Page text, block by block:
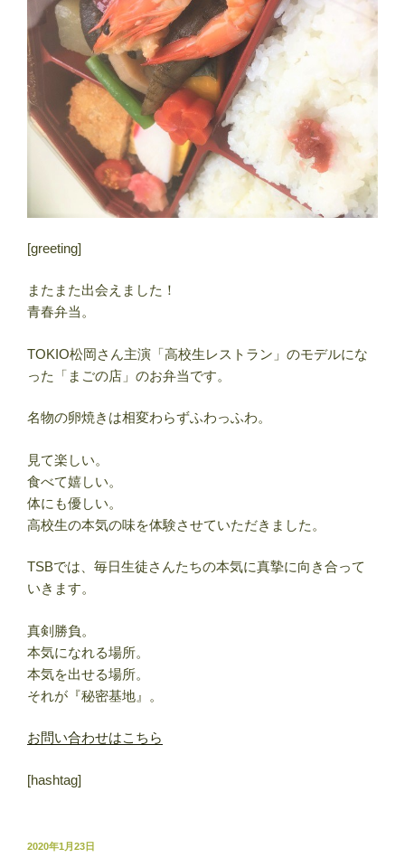
[greeting]
またまた出会えました！
青春弁当。
TOKIO松岡さん主演「高校生レストラン」のモデルにな
った「まごの店」のお弁当です。
名物の卵焼きは相変わらずふわっふわ。
見て楽しい。
食べて嬉しい。
体にも優しい。
高校生の本気の味を体験させていただきました。
TSBでは、毎日生徒さんたちの本気に真摯に向き合って
いきます。
真剣勝負。
本気になれる場所。
本気を出せる場所。
それが『秘密基地』。
お問い合わせはこちら
[hashtag]
投
2020年1月23日